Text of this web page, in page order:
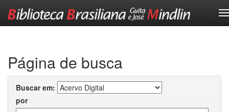
Página de busca
Buscar em:
por